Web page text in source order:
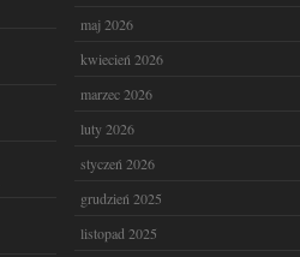
maj 2026
kwiecień 2026
marzec 2026
luty 2026
styczeń 2026
grudzień 2025
listopad 2025